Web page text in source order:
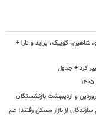
کوییک، پراید و تارا +
و اردیبهشت بازنشستگان
از بازار مسکن رفتند؛ عم